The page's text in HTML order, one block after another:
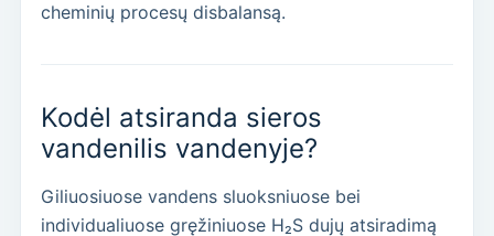
cheminių procesų disbalansą.
Kodėl atsiranda sieros
vandenilis vandenyje?
Giliuosiuose vandens sluoksniuose bei
individualiuose gręžiniuose H₂S dujų atsiradimą